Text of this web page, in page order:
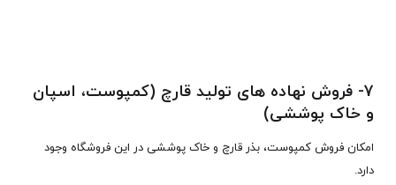
7- فروش نهاده های تولید قارچ (کمپوست، اسپان
و خاک پوششی)
امکان فروش کمپوست، بذر قارچ و خاک پوششی در این فروشگاه وجود
دارد.